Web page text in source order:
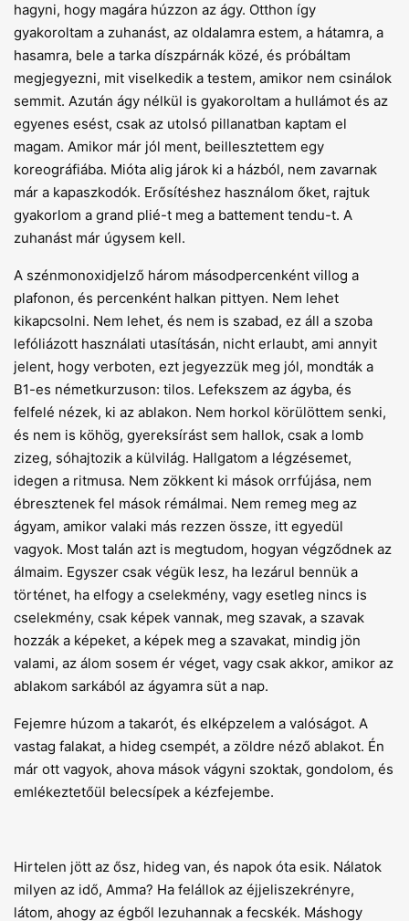
hagyni, hogy magára húzzon az ágy. Otthon így
gyakoroltam a zuhanást, az oldalamra estem, a hátamra, a
hasamra, bele a tarka díszpárnák közé, és próbáltam
megjegyezni, mit viselkedik a testem, amikor nem csinálok
semmit. Azután ágy nélkül is gyakoroltam a hullámot és az
egyenes esést, csak az utolsó pillanatban kaptam el
magam. Amikor már jól ment, beillesztettem egy
koreográfiába. Mióta alig járok ki a házból, nem zavarnak
már a kapaszkodók. Erősítéshez használom őket, rajtuk
gyakorlom a grand plié-t meg a battement tendu-t. A
zuhanást már úgysem kell.
A szénmonoxidjelző három másodpercenként villog a
plafonon, és percenként halkan pittyen. Nem lehet
kikapcsolni. Nem lehet, és nem is szabad, ez áll a szoba
lefóliázott használati utasításán, nicht erlaubt, ami annyit
jelent, hogy verboten, ezt jegyezzük meg jól, mondták a
B1-es németkurzuson: tilos. Lefekszem az ágyba, és
felfelé nézek, ki az ablakon. Nem horkol körülöttem senki,
és nem is köhög, gyereksírást sem hallok, csak a lomb
zizeg, sóhajtozik a külvilág. Hallgatom a légzésemet,
idegen a ritmusa. Nem zökkent ki mások orrfújása, nem
ébresztenek fel mások rémálmai. Nem remeg meg az
ágyam, amikor valaki más rezzen össze, itt egyedül
vagyok. Most talán azt is megtudom, hogyan végződnek az
álmaim. Egyszer csak végük lesz, ha lezárul bennük a
történet, ha elfogy a cselekmény, vagy esetleg nincs is
cselekmény, csak képek vannak, meg szavak, a szavak
hozzák a képeket, a képek meg a szavakat, mindig jön
valami, az álom sosem ér véget, vagy csak akkor, amikor az
ablakom sarkából az ágyamra süt a nap.
Fejemre húzom a takarót, és elképzelem a valóságot. A
vastag falakat, a hideg csempét, a zöldre néző ablakot. Én
már ott vagyok, ahova mások vágyni szoktak, gondolom, és
emlékeztetőül belecsípek a kézfejembe.
Hirtelen jött az ősz, hideg van, és napok óta esik. Nálatok
milyen az idő, Amma? Ha felállok az éjjeliszekrényre,
látom, ahogy az égből lezuhannak a fecskék. Máshogy